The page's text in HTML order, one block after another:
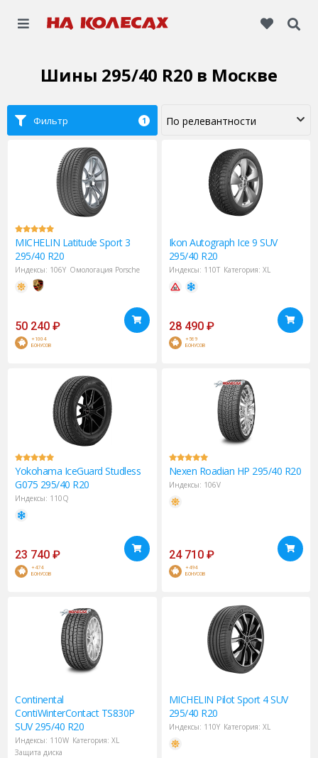
Шины 295/40 R20 в Москве
Фильтр 1
MICHELIN Latitude Sport 3
295/40 R20
Индексы: 106Y Омологация Porsche
50 240 ₽
+1004
БОНУСОВ
Ikon Autograph Ice 9 SUV
295/40 R20
Индексы: 110T Категория: XL
28 490 ₽
+569
БОНУСОВ
Yokohama IceGuard Studless
G075 295/40 R20
Индексы: 110Q
23 740 ₽
+474
БОНУСОВ
Nexen Roadian HP 295/40 R20
Индексы: 106V
24 710 ₽
+494
БОНУСОВ
Continental
ContiWinterContact TS830P
SUV 295/40 R20
Индексы: 110W Категория: XL
Защита диска
MICHELIN Pilot Sport 4 SUV
295/40 R20
Индексы: 110Y Категория: XL